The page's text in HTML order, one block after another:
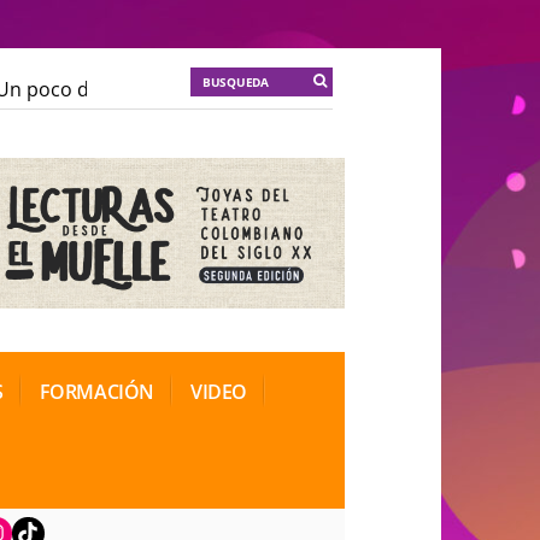
poco de locura para la cordura
Soma
Soma
de Teatro Rosa
FORMACIÓN VIDEO
TikTok